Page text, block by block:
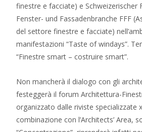
finestre e facciate) e Schweizerischer
Fenster- und Fassadenbranche FFF
del settore finestre e facciate)
manifestazioni “Taste of windays”.
“Finestre smart – costruire smart”.
Non mancherà il dialogo con gli
festeggerà il forum Architettura-
organizzato dalle riviste specializzate
combinazione con l’Architects’ Area,